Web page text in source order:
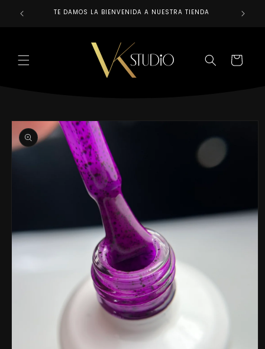
directamenteTE DAMOS LA BIENVENIDA A NUESTRA TIENDA
CARRITO
directamente
a la
información
del producto